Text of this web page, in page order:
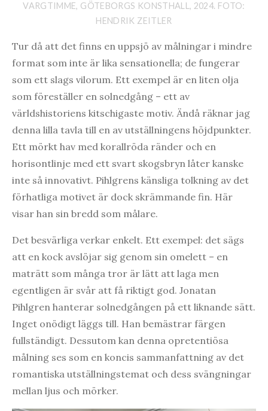
VARGTIMME, GÖTEBORGS KONSTHALL, 2024. FOTO:
HENDRIK ZEITLER
Tur då att det finns en uppsjö av målningar i mindre
format som inte är lika sensationella; de fungerar
som ett slags vilorum. Ett exempel är en liten olja
som föreställer en solnedgång – ett av
världshistoriens kitschigaste motiv. Ändå räknar jag
denna lilla tavla till en av utställningens höjdpunkter.
Ett mörkt hav med korallröda ränder och en
horisontlinje med ett svart skogsbryn låter kanske
inte så innovativt. Pihlgrens känsliga tolkning av det
förhatliga motivet är dock skrämmande fin. Här
visar han sin bredd som målare.
Det besvärliga verkar enkelt. Ett exempel: det sägs
att en kock avslöjar sig genom sin omelett – en
maträtt som många tror är lätt att laga men
egentligen är svår att få riktigt god. Jonatan
Pihlgren hanterar solnedgången på ett liknande sätt.
Inget onödigt läggs till. Han bemästrar färgen
fullständigt. Dessutom kan denna opretentiösa
målning ses som en koncis sammanfattning av det
romantiska utställningstemat och dess svängningar
mellan ljus och mörker.